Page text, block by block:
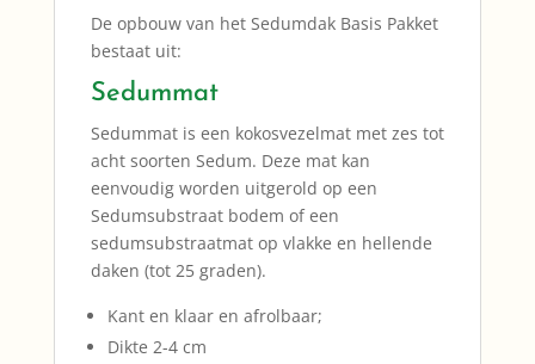
De opbouw van het Sedumdak Basis Pakket
bestaat uit:
Sedummat
Sedummat is een kokosvezelmat met zes tot
acht soorten Sedum. Deze mat kan
eenvoudig worden uitgerold op een
Sedumsubstraat bodem of een
sedumsubstraatmat op vlakke en hellende
daken (tot 25 graden).
Kant en klaar en afrolbaar;
Dikte 2-4 cm